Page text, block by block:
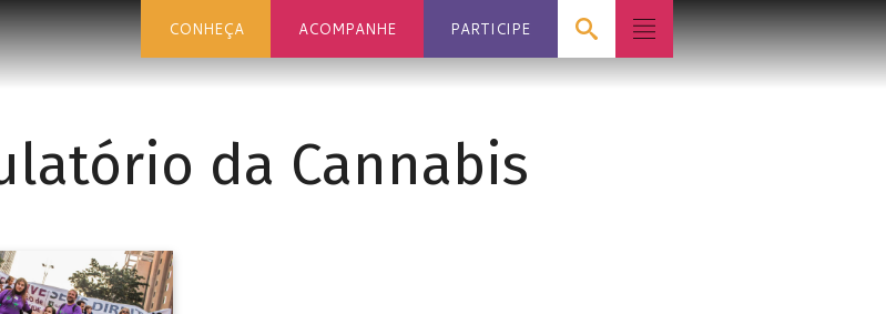
CONHEÇA ACOMPANHE PARTICIPE
da Cannabis